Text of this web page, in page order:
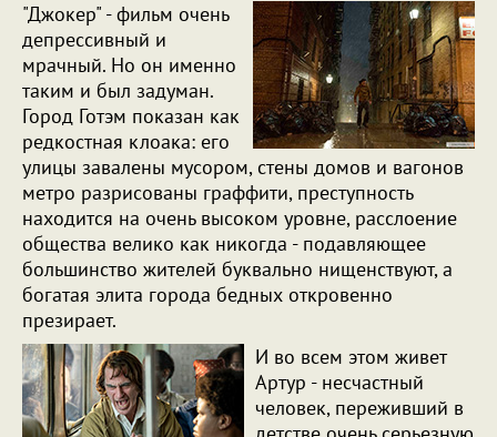
"Джокер" - фильм очень
депрессивный и
мрачный. Но он именно
таким и был задуман.
Город Готэм показан как
редкостная клоака: его
улицы завалены мусором, стены домов и вагонов
метро разрисованы граффити, преступность
находится на очень высоком уровне, расслоение
общества велико как никогда - подавляющее
большинство жителей буквально нищенствуют, а
богатая элита города бедных откровенно
презирает.
И во всем этом живет
Артур - несчастный
человек, переживший в